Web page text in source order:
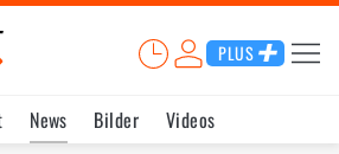
PLUS
News Bilder Videos